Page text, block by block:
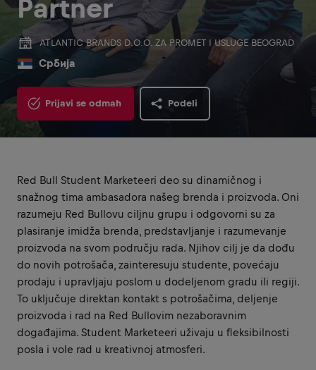
Partner
ATLANTIC BRANDS D.O.O. ZA PROMET I USLUGE BEOGRAD
Србија
Prijavi se odmah Podeli
Red Bull Student Marketeeri deo su dinamičnog i
snažnog tima ambasadora našeg brenda i proizvoda. Oni
razumeju Red Bullovu ciljnu grupu i odgovorni su za
plasiranje imidža brenda, predstavljanje i razumevanje
proizvoda na svom području rada. Njihov cilj je da dođu
do novih potrošača, zainteresuju studente, povećaju
prodaju i upravljaju poslom u dodeljenom gradu ili regiji.
To uključuje direktan kontakt s potrošačima, deljenje
proizvoda i rad na Red Bullovim nezaboravnim
događajima. Student Marketeeri uživaju u fleksibilnosti
posla i vole rad u kreativnoj atmosferi.